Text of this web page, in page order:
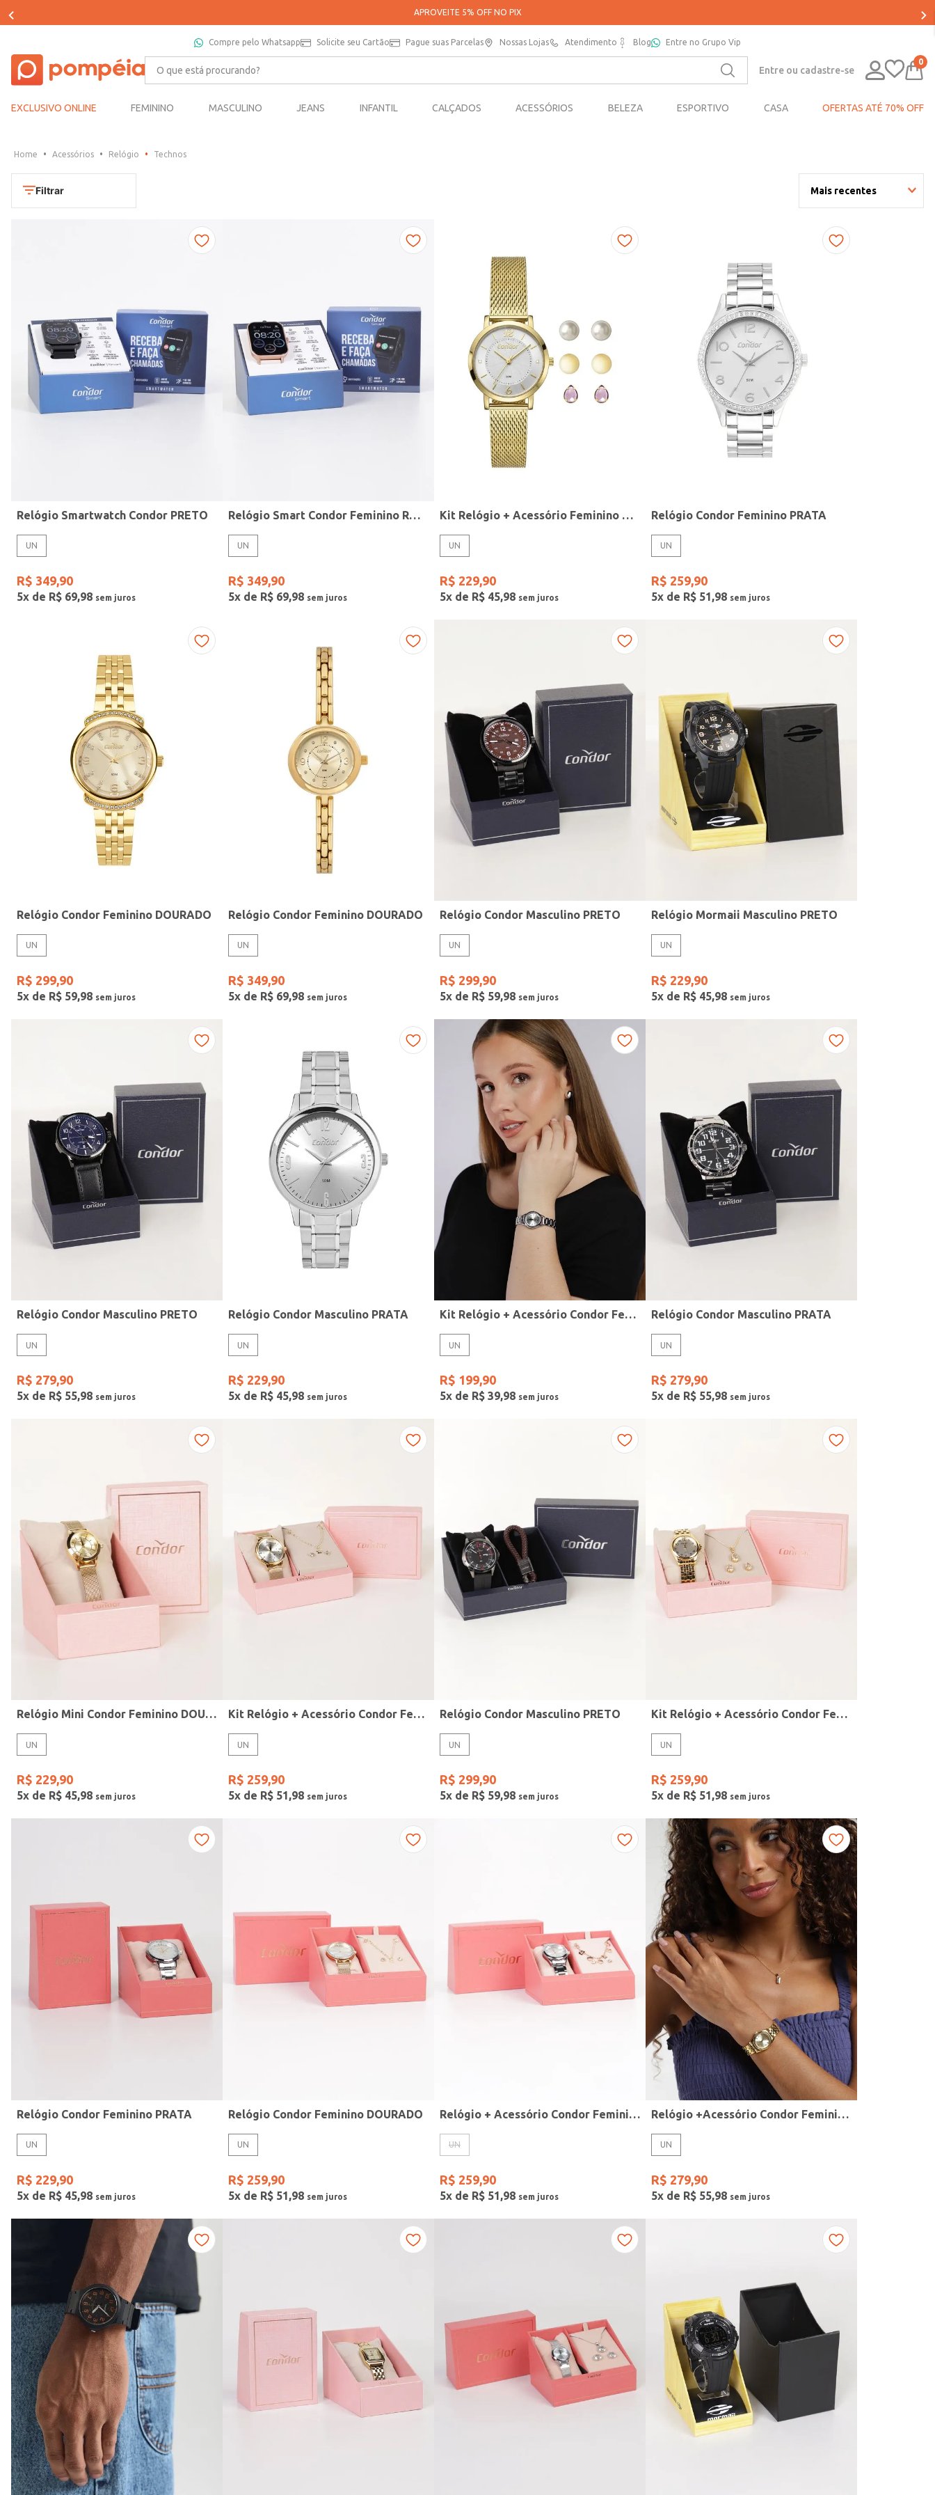
PARCELE SUAS COMPRAS EM ATÉ 5X SEM JUROS*
Compre pelo Whatsapp Solicite seu Cartão Pague suas Parcelas Nossas Lojas Atendimento Blog Entre no Grupo Vip
O que está procurando?
Entre ou cadastre-se
0
EXCLUSIVO ONLINE FEMININO MASCULINO JEANS INFANTIL CALÇADOS ACESSÓRIOS BELEZA ESPORTIVO CASA OFERTAS ATÉ 70% OFF
Acessórios Relógio Technos
Filtrar Mais recentes
UN
Mormaii
Casio
Gang
Prata
Preto
Rose
Estilo
Modelo
Modelo de Pulseira
Relógio Smartwatch Condor PRETO
UN
R$ 349,90
5x de R$ 69,98
Relógio Smart Condor Feminino ROSE
UN
R$ 349,90
5x de R$ 69,98
Kit Relógio + Acessório Feminino DOURADO
UN
R$ 229,90
5x de R$ 45,98
Relógio Condor Feminino PRATA
UN
R$ 259,90
5x de R$ 51,98
Relógio Condor Feminino DOURADO
UN
R$ 299,90
5x de R$ 59,98
Relógio Condor Feminino DOURADO
UN
R$ 349,90
5x de R$ 69,98
Relógio Condor Masculino PRETO
UN
R$ 299,90
5x de R$ 59,98
Relógio Mormaii Masculino PRETO
UN
R$ 229,90
5x de R$ 45,98
Relógio Condor Masculino PRETO
UN
R$ 279,90
5x de R$ 55,98
Relógio Condor Masculino PRATA
UN
R$ 229,90
5x de R$ 45,98
Kit Relógio + Acessório Condor Feminino PRATA
UN
R$ 199,90
5x de R$ 39,98
Relógio Condor Masculino PRATA
UN
R$ 279,90
5x de R$ 55,98
Relógio Mini Condor Feminino DOURADO
UN
R$ 229,90
5x de R$ 45,98
Kit Relógio + Acessório Condor Feminino DOURADO
UN
R$ 259,90
5x de R$ 51 ,98
Relógio Condor Masculino PRETO
UN
R$ 299,90
5x de R$ 59,98
Kit Relógio + Acessório Condor Feminino DOURADO
UN
R$ 259,90
5x de R$ 51 ,98
Relógio Condor Feminino PRATA
UN
R$ 229,90
5x de R$ 45,98
Relógio Condor Feminino DOURADO
UN
R$ 259,90
5x de R$ 51,98
Relógio + Acessório Condor Feminino PRATA
UN
R$ 259,90
5x de R$ 51,98
Relógio +Acessório Condor Feminino DOURADO
UN
R$ 279,90
5x de R$ 55,98